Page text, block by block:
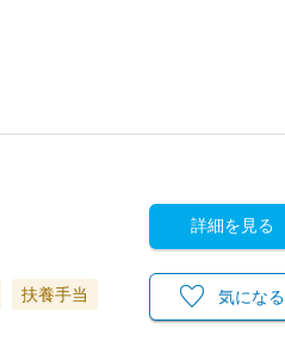
扶養手当
詳細を見る
気になる